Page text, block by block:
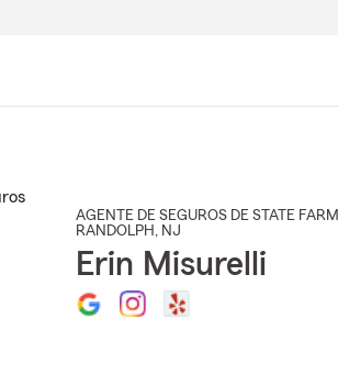
AGENTE DE SEGUROS DE STATE FARM
RANDOLPH , NJ
Erin Misurelli